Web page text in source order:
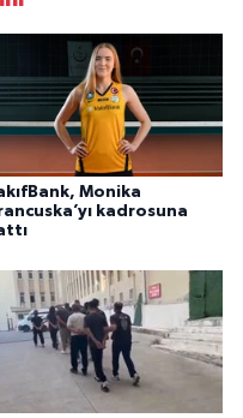
Monika
kadrosuna